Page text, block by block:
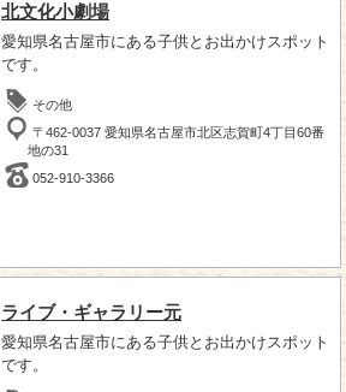
北文化小劇場
愛知県名古屋市にある子供とお出かけスポット
です。
その他
〒462-0037 愛知県名古屋市北区志賀町4丁目60番
地の31
052-910-3366
ライブ・ギャラリー元
愛知県名古屋市にある子供とお出かけスポット
です。